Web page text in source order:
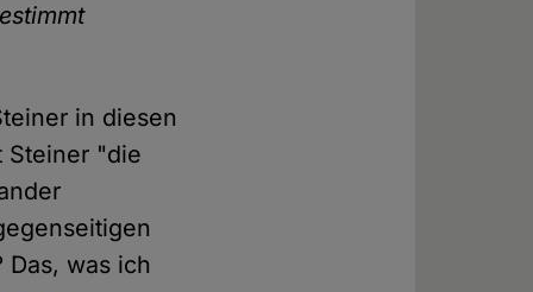
in diesen
Steiner "die
was ich